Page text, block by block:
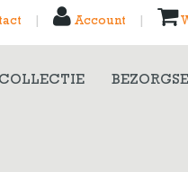
Account
COLLECTIE